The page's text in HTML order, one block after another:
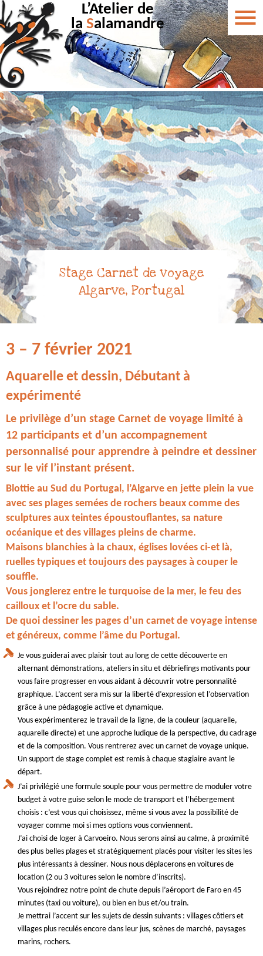
L’Atelier de
la Salamandre
Stage Carnet de voyage
Algarve, Portugal
3 – 7 février 2021
Aquarelle et dessin, Débutant à
expérimenté
Le privilège d’un stage Carnet de voyage limité à
12 participants et d’un accompagnement
personnalisé pour apprendre à peindre et dessiner
sur le vif l’instant présent.
Blottie au Sud du Portugal, l’Algarve en jette plein la vue
avec ses plages semées de rochers beaux comme des
sculptures aux teintes époustouflantes, sa nature
océanique et des villages pleins de charme.
Maisons blanchies à la chaux, églises lovées ci-et là,
ruelles typiques et toujours des paysages à couper le
souffle.
Vous jonglerez entre le turquoise de la mer, le feu des
cailloux et l’ocre du sable.
De quoi dessiner les pages d’un carnet de voyage intense
et généreux, comme l’âme du Portugal.
Je vous guiderai avec plaisir tout au long de cette découverte en
alternant démonstrations, ateliers in situ et débriefings motivants pour
vous faire progresser en vous aidant à découvrir votre personnalité
graphique. L’accent sera mis sur la liberté d’expression et l’observation
grâce à une pédagogie active et dynamique.
Vous expérimenterez le travail de la ligne, de la couleur (aquarelle,
aquarelle directe) et une approche ludique de la perspective, du cadrage
et de la composition. Vous rentrerez avec un carnet de voyage unique.
Un support de stage complet est remis à chaque stagiaire avant le
départ.
J’ai privilégié une formule souple pour vous permettre de moduler votre
budget à votre guise selon le mode de transport et l’hébergement
choisis : c’est vous qui choisissez, même si vous avez la possibilité de
voyager comme moi si mes options vous conviennent.
J’ai choisi de loger à Carvoeiro. Nous serons ainsi au calme, à proximité
des plus belles plages et stratégiquement placés pour visiter les sites les
plus intéressants à dessiner. Nous nous déplacerons en voitures de
location (2 ou 3 voitures selon le nombre d’inscrits).
Vous rejoindrez notre point de chute depuis l’aéroport de Faro en 45
minutes (taxi ou voiture), ou bien en bus et/ou train.
Je mettrai l’accent sur les sujets de dessin suivants : villages côtiers et
villages plus reculés encore dans leur jus, scènes de marché, paysages
marins, rochers.